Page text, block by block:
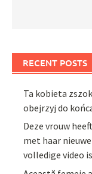
RECENT POSTS
Ta kobieta
obejrzyj do
Deze vrouw
met haar
volledige video